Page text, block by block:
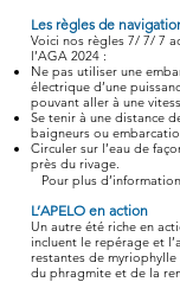
Les règles de
Voici nos règles 7/ 7/ 7
l’AGA 2024 :
Ne pas utiliser une
électrique d’une
pouvant aller à une
Se tenir à une distance
baigneurs ou
Circuler sur l’eau de
près du rivage.
Pour plus
L’APELO en action
Un autre été riche en
incluent le repérage et
restantes de
du phragmite et de la